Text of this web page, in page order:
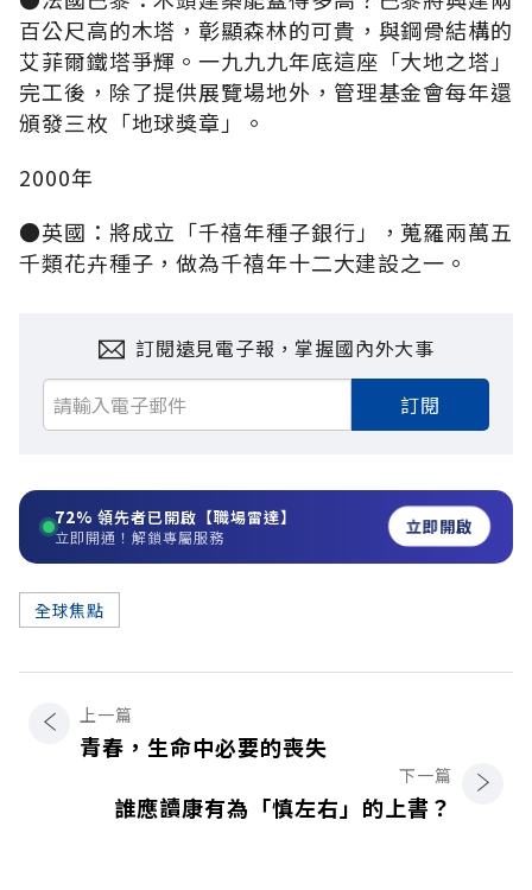
百公尺高的木塔，彰顯森林的可貴，與鋼骨結構的
艾菲爾鐵塔爭輝。一九九九年底這座「大地之塔」
完工後，除了提供展覽場地外，管理基金會每年還
頒發三枚「地球獎章」。
2000年
●英國：將成立「千禧年種子銀行」，蒐羅兩萬五
千類花卉種子，做為千禧年十二大建設之一。
訂閱遠見電子報，掌握國內外大事
訂閱
72% 領先者已開啟【職場雷達】
立即開通！解鎖專屬服務 立即開啟
全球焦點
上一篇
青春，生命中必要的喪失
下一篇
誰應讀康有為「慎左右」的上書？